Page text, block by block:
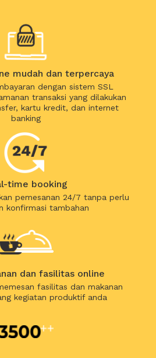
mudah dan terpercaya
dengan sistem SSL
transaksi yang dilakukan
kartu kredit, dan internet
banking
time booking
pemesanan 24/7 tanpa perlu
konfirmasi tambahan
dan fasilitas online
fasilitas dan makanan
kegiatan produktif anda